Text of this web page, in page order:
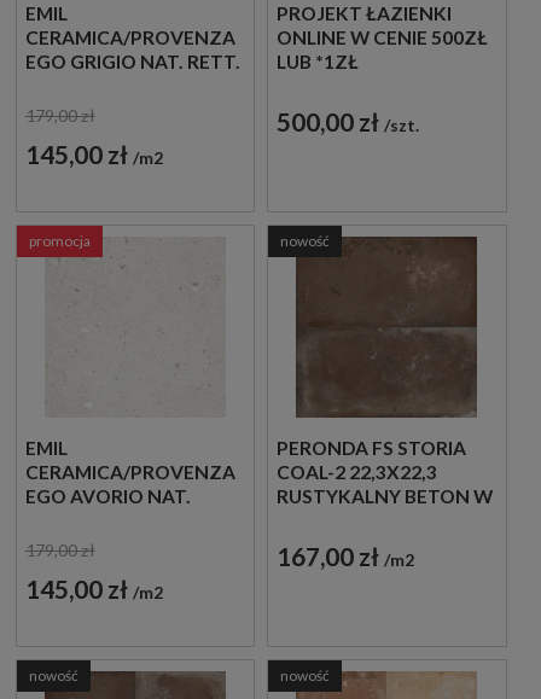
EMIL
CERAMICA/PROVENZA
EGO GRIGIO NAT. RETT.
LASTRYKO GRESOWE
179,00 zł
145,00 zł m2
PROJEKT ŁAZIENKI
ONLINE W CENIE 500ZŁ
LUB *1ZŁ
500,00 zł szt.
EMIL
CERAMICA/PROVENZA
EGO AVORIO NAT.
PŁYTKI LASTRYKO
179,00 zł
145,00 zł m2
promocja
PERONDA FS STORIA
COAL-2 22,3X22,3
RUSTYKALNY BETON W
KOLORZE
167,00 zł m2
nowość
nowość nowość